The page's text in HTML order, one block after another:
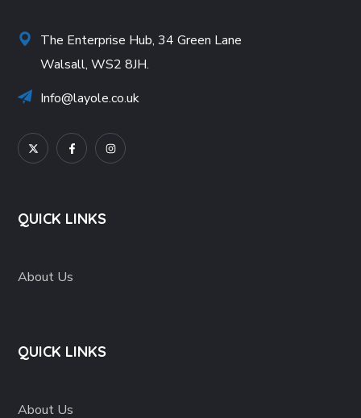
The Enterprise Hub, 34 Green Lane
Walsall, WS2 8JH.
Info@layole.co.uk
QUICK LINKS
About Us
QUICK LINKS
About Us